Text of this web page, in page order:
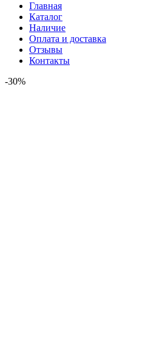
Главная
Каталог
Наличие
Оплата и доставка
Отзывы
Контакты
-30%